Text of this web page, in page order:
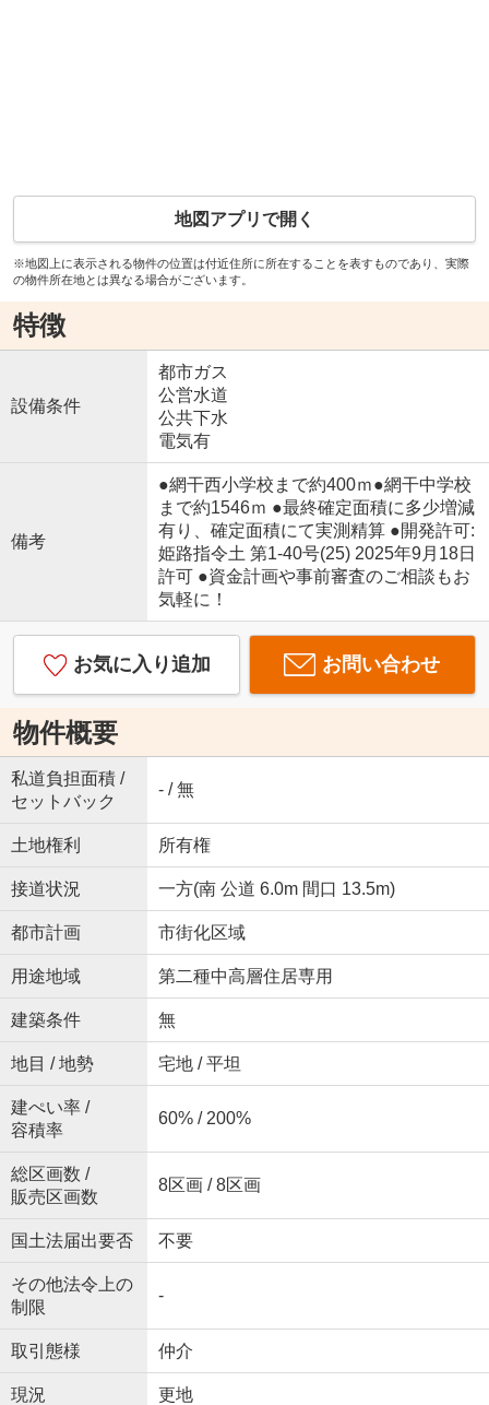
地図アプリで開く
※地図上に表示される物件の位置は付近住所に所在することを表すものであり、実際
の物件所在地とは異なる場合がございます。
特徴
設備条件
都市ガス
公営水道
公共下水
電気有
備考
●網干西小学校まで約400ｍ●網干中学校
まで約1546ｍ ●最終確定面積に多少増減
有り、確定面積にて実測精算 ●開発許可:
姫路指令土 第1-40号(25) 2025年9月18日
許可 ●資金計画や事前審査のご相談もお
気軽に！
お気に入り追加 お問い合わせ
物件概要
私道負担面積 /
セットバック
- / 無
土地権利 所有権
接道状況 一方(南 公道 6.0m 間口 13.5m)
都市計画 市街化区域
用途地域 第二種中高層住居専用
建築条件 無
地目 / 地勢 宅地 / 平坦
建ぺい率 /
容積率
60% / 200%
総区画数 /
販売区画数
8区画 / 8区画
国土法届出要否 不要
その他法令上の
制限
-
取引態様 仲介
現況 更地